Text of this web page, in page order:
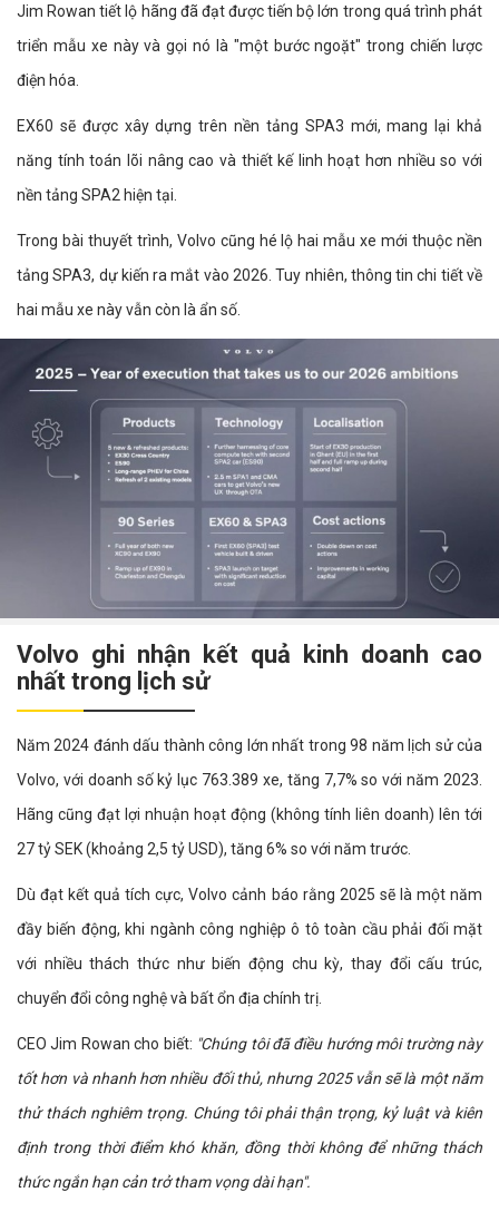
Jim Rowan tiết lộ hãng đã đạt được tiến bộ lớn trong quá trình phát
triển mẫu xe này và gọi nó là "một bước ngoặt" trong chiến lược
điện hóa.
EX60 sẽ được xây dựng trên nền tảng SPA3 mới, mang lại khả
năng tính toán lõi nâng cao và thiết kế linh hoạt hơn nhiều so với
nền tảng SPA2 hiện tại.
Trong bài thuyết trình, Volvo cũng hé lộ hai mẫu xe mới thuộc nền
tảng SPA3, dự kiến ra mắt vào 2026. Tuy nhiên, thông tin chi tiết về
hai mẫu xe này vẫn còn là ẩn số.
Volvo ghi nhận kết quả kinh doanh cao
nhất trong lịch sử
Năm 2024 đánh dấu thành công lớn nhất trong 98 năm lịch sử của
Volvo, với doanh số kỷ lục 763.389 xe, tăng 7,7% so với năm 2023.
Hãng cũng đạt lợi nhuận hoạt động (không tính liên doanh) lên tới
27 tỷ SEK (khoảng 2,5 tỷ USD), tăng 6% so với năm trước.
Dù đạt kết quả tích cực, Volvo cảnh báo rằng 2025 sẽ là một năm
đầy biến động, khi ngành công nghiệp ô tô toàn cầu phải đối mặt
với nhiều thách thức như biến động chu kỳ, thay đổi cấu trúc,
chuyển đổi công nghệ và bất ổn địa chính trị.
CEO Jim Rowan cho biết: "Chúng tôi đã điều hướng môi trường này
tốt hơn và nhanh hơn nhiều đối thủ, nhưng 2025 vẫn sẽ là một năm
thử thách nghiêm trọng. Chúng tôi phải thận trọng, kỷ luật và kiên
định trong thời điểm khó khăn, đồng thời không để những thách
thức ngắn hạn cản trở tham vọng dài hạn".